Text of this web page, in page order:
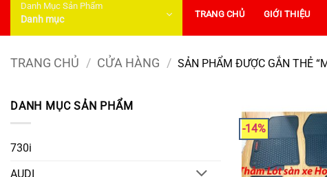
Danh Mục Sản Phẩm
Danh mục TRANG CHỦ GIỚI THIỆU
TRANG CHỦ / CỬA HÀNG / SẢN PHẨM ĐƯỢC GẮN THẺ
DANH MỤC SẢN PHẨM
730i
AUDI
-14%